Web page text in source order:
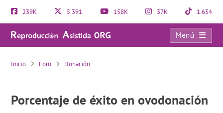
239K 5.391 158K 37K 1.654
Menú
Porcentaje de éxito en ovodonación
Inicio Foro Donación
Porcentaje de éxito en ovodonación